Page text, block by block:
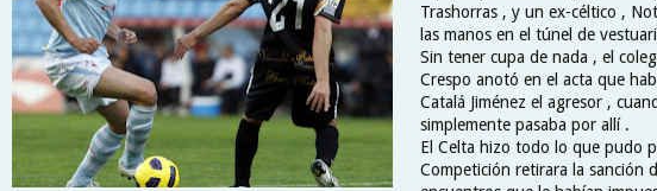
Trashorras , y un ex-céltico ,
las manos en el túnel de
Sin tener cupa de nada , el
Crespo anotó en el acta que
Catalá Jiménez el agresor ,
simplemente pasaba por allí .
El Celta hizo todo lo que pudo
Competición retirara la sanción